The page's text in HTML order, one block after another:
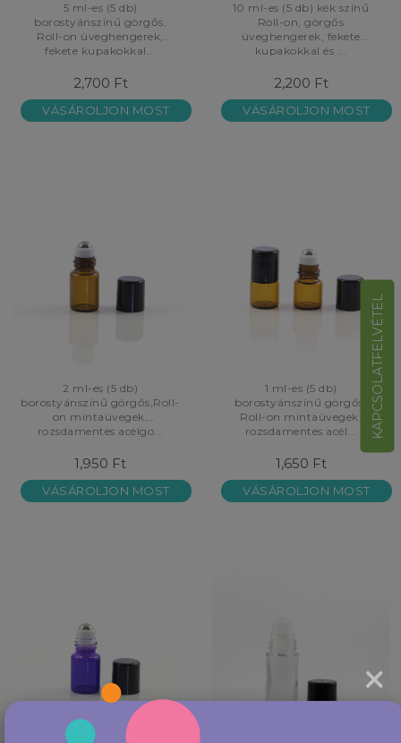
×
5 ml-es (5 db)
borostyánszínű görgős,
Roll-on üveghengerek,
fekete kupakokkal...
2,700 Ft
VÁSÁROLJON MOST
10 ml-es (5 db) kék színű
Roll-on, görgős
üveghengerek, fekete
kupakokkal és ...
2,200 Ft
VÁSÁROLJON MOST
2 ml-es (5 db)
borostyánszínű görgős,Roll-
on mintaüvegek,
rozsdamentes acélgo...
1,950 Ft
VÁSÁROLJON MOST
1 ml-es (5 db)
borostyánszínű görgős,
Roll-on mintaüvegek,
rozsdamentes acél...
1,650 Ft
VÁSÁROLJON MOST
KAPCSOLATFELVÉTEL